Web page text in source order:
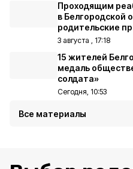
Проходящим
в Белгородской
родительские
3 августа , 17:18
15 жителей
медаль
солдата»
Сегодня, 10:53
Все материалы